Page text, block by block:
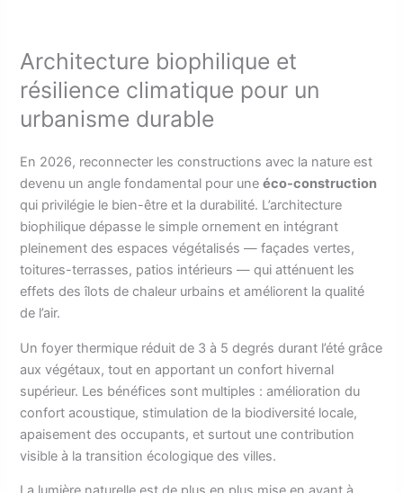
Architecture biophilique et
résilience climatique pour un
urbanisme durable
En 2026, reconnecter les constructions avec la nature est
devenu un angle fondamental pour uneéco-construction
qui privilégie le bien-être et la durabilité. L’architecture
biophilique dépasse le simple ornement en intégrant
pleinement des espaces végétalisés — façades vertes,
toitures-terrasses, patios intérieurs — qui atténuent les
effets des îlots de chaleur urbains et améliorent la qualité
de l’air.
Un foyer thermique réduit de 3 à 5 degrés durant l’été grâce
aux végétaux, tout en apportant un confort hivernal
supérieur. Les bénéfices sont multiples : amélioration du
confort acoustique, stimulation de la biodiversité locale,
apaisement des occupants, et surtout une contribution
visible à la transition écologique des villes.